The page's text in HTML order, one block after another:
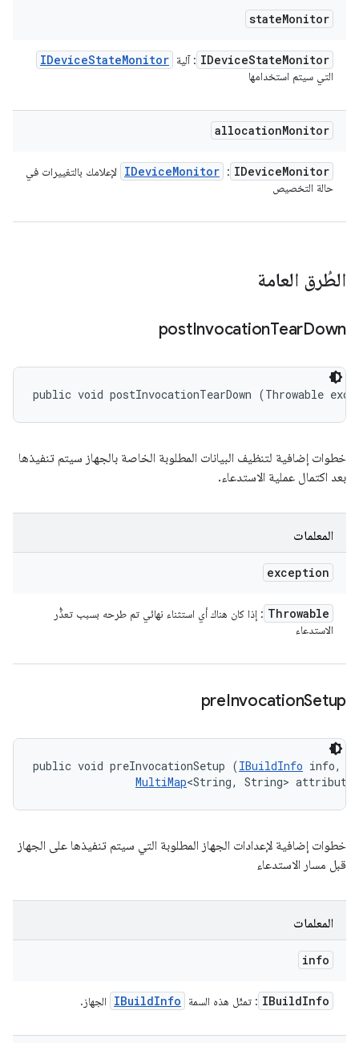
stateMonitor
IDeviceStateMonitor : آلية IDeviceStateMonitor
التي سيتم استخدامها
allocationMonitor
IDeviceMonitor
:
IDeviceMonitor
لإعلامك بالتغييرات في
حالة التخصيص
الطُرق العامة
postInvocationTearDown
public void postInvocationTearDown (Throwable
خطوات إضافية لتنظيف البيانات المطلوبة الخاصة بالجهاز سيتم تنفيذها
بعد اكتمال عملية الاستدعاء.
المعلمات
exception
Throwable : إذا كان هناك أي استثناء نهائي تم طرحه بسبب تعذُّر
الاستدعاء
preInvocationSetup
public void preInvocationSetup (IBuildInfo info,
MultiMap<String, String>
خطوات إضافية لإعدادات الجهاز المطلوبة التي سيتم تنفيذها على الجهاز
قبل مسار الاستدعاء
المعلمات
info
IBuildInfo : تمثّل هذه السمة IBuildInfo الجهاز.